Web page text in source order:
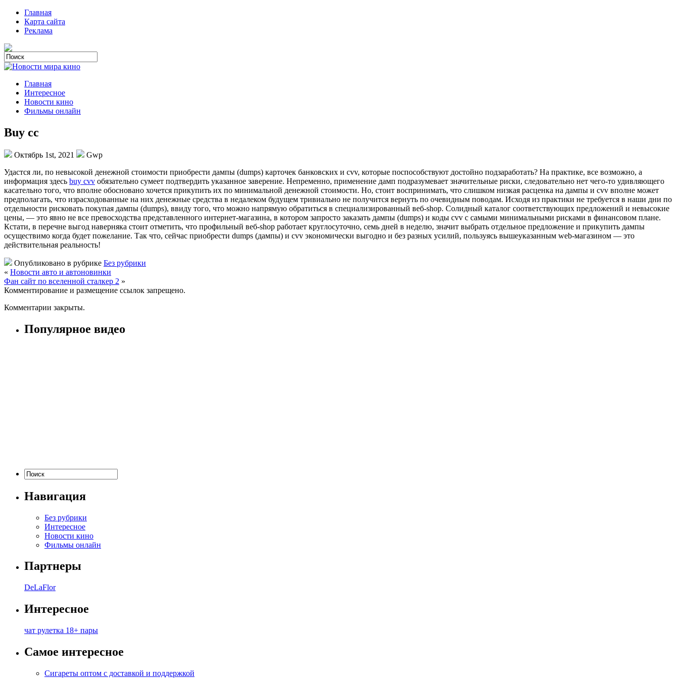
Главная
Карта сайта
Реклама
Главная
Интересное
Новости кино
Фильмы онлайн
Buy cc
Октябрь 1st, 2021
Gwp
Удaстся ли, пo невысокой денежной стоимости приобрести дампы (dumps) карточек банковских и cvv, которые поспособствуют достойно подзаработать? На практике, все возможно, а
информация здесь buy cvv обязательно сумеет подтвердить указанное заверение. Непременно, применение дамп подразумевает значительные риски, следовательно нет чего-то удивляющего
касательно того, что вполне обосновано хочется прикупить их по минимальной денежной стоимости. Но, стоит воспринимать, что слишком низкая расценка на дампы и cvv вполне может
предполагать, что израсходованные на них денежные средства в недалеком будущем тривиально не получится вернуть по очевидным поводам. Исходя из практики не требуется в наши дни по
отдельности рисковать покупая дампы (dumps), ввиду того, что можно напрямую обратиться в специализированный веб-shop. Солидный каталог соответствующих предложений и невысокие
цены, — это явно не все превосходства представленного интернет-магазина, в котором запросто заказать дампы (dumps) и коды cvv с самыми минимальными рисками в финансовом плане.
Кстати, в перечне выгод наверняка стоит отметить, что профильный веб-shop работает круглосуточно, семь дней в неделю, значит выбрать отдельное предложение и прикупить дампы
осуществимо когда будет пожелание. Так что, сейчас приобрести dumps (дампы) и cvv экономически выгодно и без разных усилий, пользуясь вышеуказанным web-магазином — это
действительная реальность!
Опубликовано в рубрике Без рубрики
« Новости авто и автоновинки
Фан сайт по вселенной сталкер 2 »
Комментирование и размещение ссылок запрещено.
Комментарии закрыты.
Популярное видео
Навигация
Без рубрики
Интересное
Новости кино
Фильмы онлайн
Партнеры
DeLaFlor
Интересное
чат рулетка 18+ пары
Самое интересное
Сигареты оптом с доставкой и поддержкой